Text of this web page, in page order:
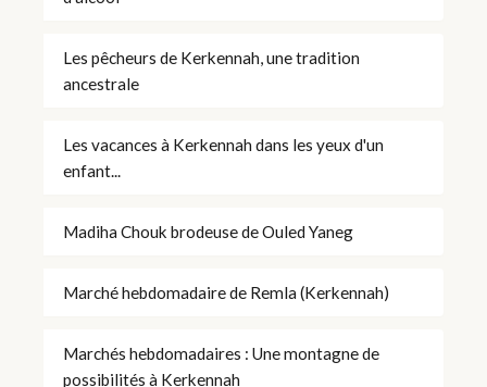
Les pêcheurs de Kerkennah, une tradition
ancestrale
Les vacances à Kerkennah dans les yeux d'un
enfant...
Madiha Chouk brodeuse de Ouled Yaneg
Marché hebdomadaire de Remla (Kerkennah)
Marchés hebdomadaires : Une montagne de
possibilités à Kerkennah